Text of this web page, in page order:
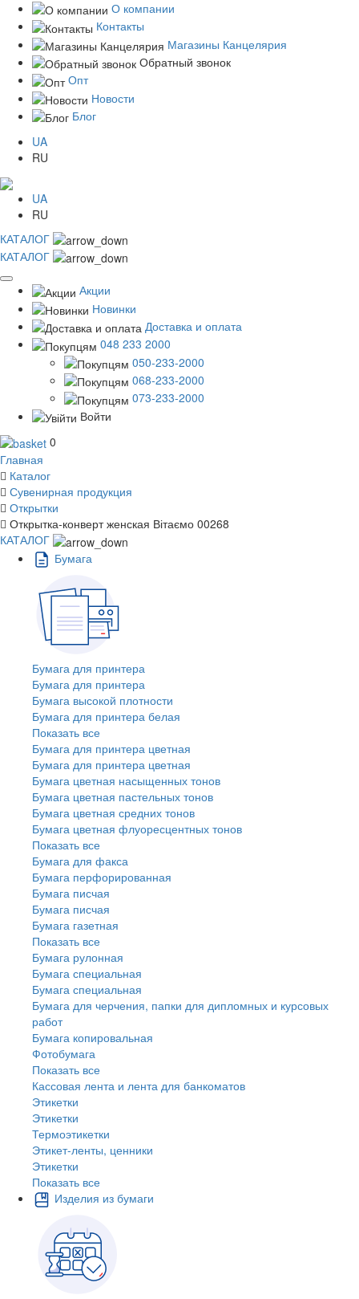
О компании
Контакты
Магазины Канцелярия
Обратный звонок
Опт
Новости
Блог
UA
RU
UA
RU
КАТАЛОГ
КАТАЛОГ
Акции
Новинки
Доставка и оплата
048 233 2000
050-233-2000
068-233-2000
073-233-2000
Войти
0
Главная
Каталог
Сувенирная продукция
Открытки
Открытка-конверт женская Вітаємо 00268
КАТАЛОГ
Бумага
Бумага для принтера
Бумага для принтера
Бумага высокой плотности
Бумага для принтера белая
Показать все
Бумага для принтера цветная
Бумага для принтера цветная
Бумага цветная насыщенных тонов
Бумага цветная пастельных тонов
Бумага цветная средних тонов
Бумага цветная флуоресцентных тонов
Показать все
Бумага для факса
Бумага перфорированная
Бумага писчая
Бумага писчая
Бумага газетная
Показать все
Бумага рулонная
Бумага специальная
Бумага специальная
Бумага для черчения, папки для дипломных и курсовых
работ
Бумага копировальная
Фотобумага
Показать все
Кассовая лента и лента для банкоматов
Этикетки
Этикетки
Термоэтикетки
Этикет-ленты, ценники
Этикетки
Показать все
Изделия из бумаги